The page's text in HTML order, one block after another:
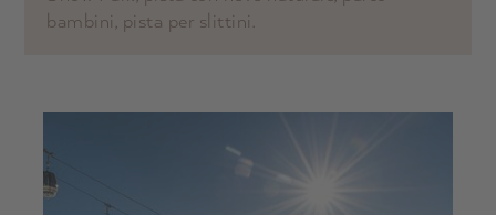
bambini, pista per slittini.